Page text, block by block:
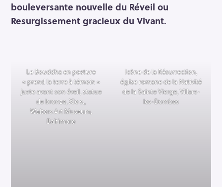
bouleversante nouvelle du Réveil ou
Resurgissement gracieux du Vivant.
Le Bouddha en posture
« prend la terre à témoin »
juste avant son éveil, statue
de bronze, XIe s.,
Walters Art Museum,
Baltimore
Icône de la Résurrection,
église romane de la Nativité
de la Sainte Vierge, Villars-
les-Dombes